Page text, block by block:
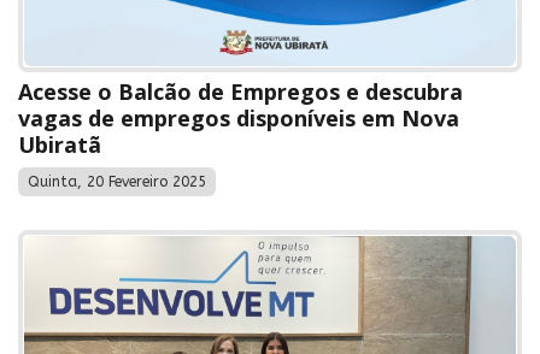
Acesse o Balcão de Empregos e descubra
vagas de empregos disponíveis em Nova
Ubiratã
Quinta, 20 Fevereiro 2025